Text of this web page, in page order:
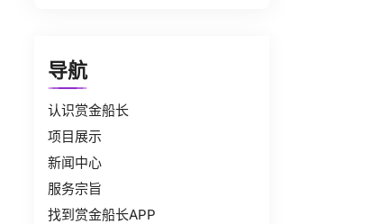
导航
认识赏金船长
项目展示
新闻中心
服务宗旨
找到赏金船长APP